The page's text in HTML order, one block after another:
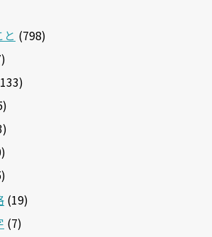
(798)
(19)
(7)